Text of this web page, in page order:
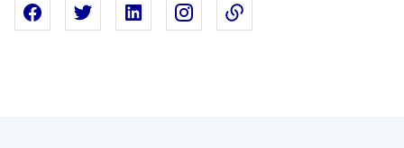
Partager sur Facebook
Partager sur XPartager sur Linkedin
Partager sur Instagram